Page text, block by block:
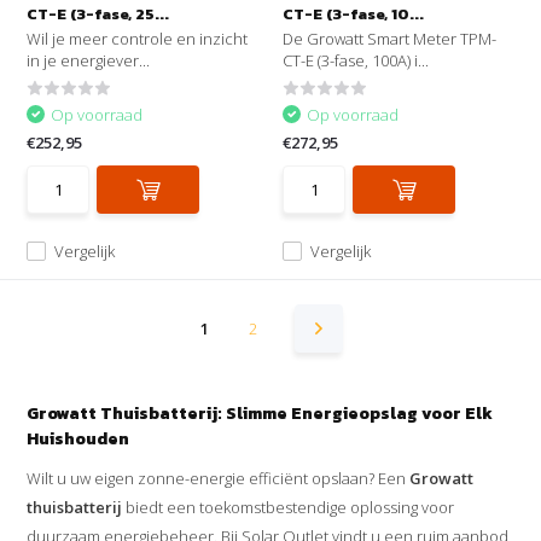
CT-E (3-fase, 25...
Wil je meer controle en inzicht
in je energiever...
Vergelijk
Op voorraad
€252,95
CT-E (3-fase, 10...
De Growatt Smart Meter TPM-
CT-E (3-fase, 100A) i...
Vergelijk
Op voorraad
€272,95
1 2
Growatt Thuisbatterij: Slimme Energieopslag voor Elk
Huishouden
Wilt u uw eigen zonne-energie efficiënt opslaan? Een Growatt
thuisbatterij biedt een toekomstbestendige oplossing voor
duurzaam energiebeheer. Bij Solar Outlet vindt u een ruim aanbod